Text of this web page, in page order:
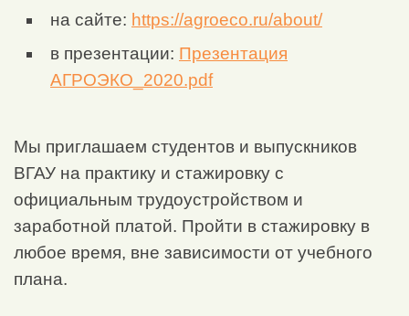
на сайте: https://agroeco.ru/about/
в презентации: Презентация
АГРОЭКО_2020.pdf
Мы приглашаем студентов и выпускников
ВГАУ на практику и стажировку с
официальным трудоустройством и
заработной платой. Пройти в стажировку в
любое время, вне зависимости от учебного
плана.